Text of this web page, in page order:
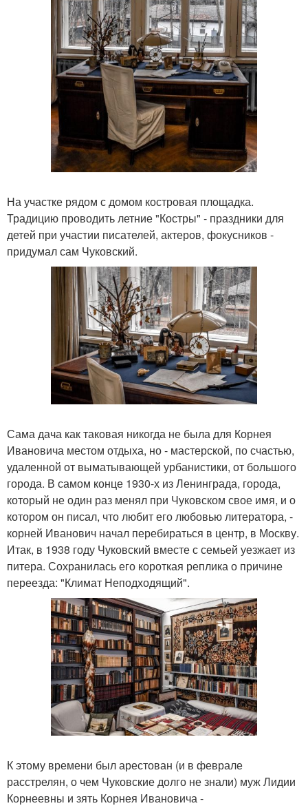
На участке рядом с домом костровая площадка.
Традицию проводить летние "Костры" - праздники для
детей при участии писателей, актеров, фокусников -
придумал сам Чуковский.
Сама дача как таковая никогда не была для Корнея
Ивановича местом отдыха, но - мастерской, по счастью,
удаленной от выматывающей урбанистики, от большого
города. В самом конце 1930-х из Ленинграда, города,
который не один раз менял при Чуковском свое имя, и о
котором он писал, что любит его любовью литератора, -
корней Иванович начал перебираться в центр, в Москву.
Итак, в 1938 году Чуковский вместе с семьей уезжает из
питера. Сохранилась его короткая реплика о причине
переезда: "Климат Неподходящий".
К этому времени был арестован (и в феврале
расстрелян, о чем Чуковские долго не знали) муж Лидии
Корнеевны и зять Корнея Ивановича -